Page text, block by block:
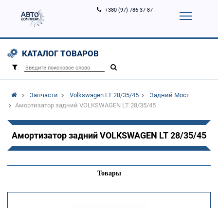
0)
Услуги
+380 (97) 786-37-87
КАТАЛОГ ТОВАРОВ
Запчасти Volkswagen LT 28/35/45
Задний Мост
Амортизатор задний VOLKSWAGEN LT 28/35/45
Амортизатор задний VOLKSWAGEN LT 28/35/45
Товары